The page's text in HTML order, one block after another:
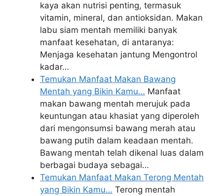
kaya akan nutrisi penting, termasuk
vitamin, mineral, dan antioksidan. Makan
labu siam mentah memiliki banyak
manfaat kesehatan, di antaranya:
Menjaga kesehatan jantung Mengontrol
kadar…
Temukan Manfaat Makan Bawang
Mentah yang Bikin Kamu… Manfaat
makan bawang mentah merujuk pada
keuntungan atau khasiat yang diperoleh
dari mengonsumsi bawang merah atau
bawang putih dalam keadaan mentah.
Bawang mentah telah dikenal luas dalam
berbagai budaya sebagai…
Temukan Manfaat Makan Terong Mentah
yang Bikin Kamu… Terong mentah